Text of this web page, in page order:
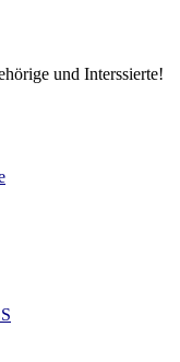
und Interssierte!